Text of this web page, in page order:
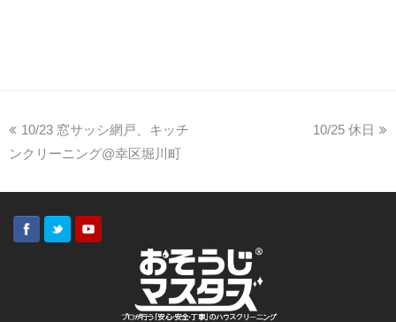
10/23 窓サッシ網戸、キッチ
ンクリーニング@幸区堀川町
10/25 休日